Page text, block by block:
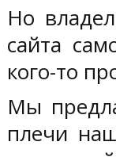
Но
сайта
кого-то
Мы
плечи